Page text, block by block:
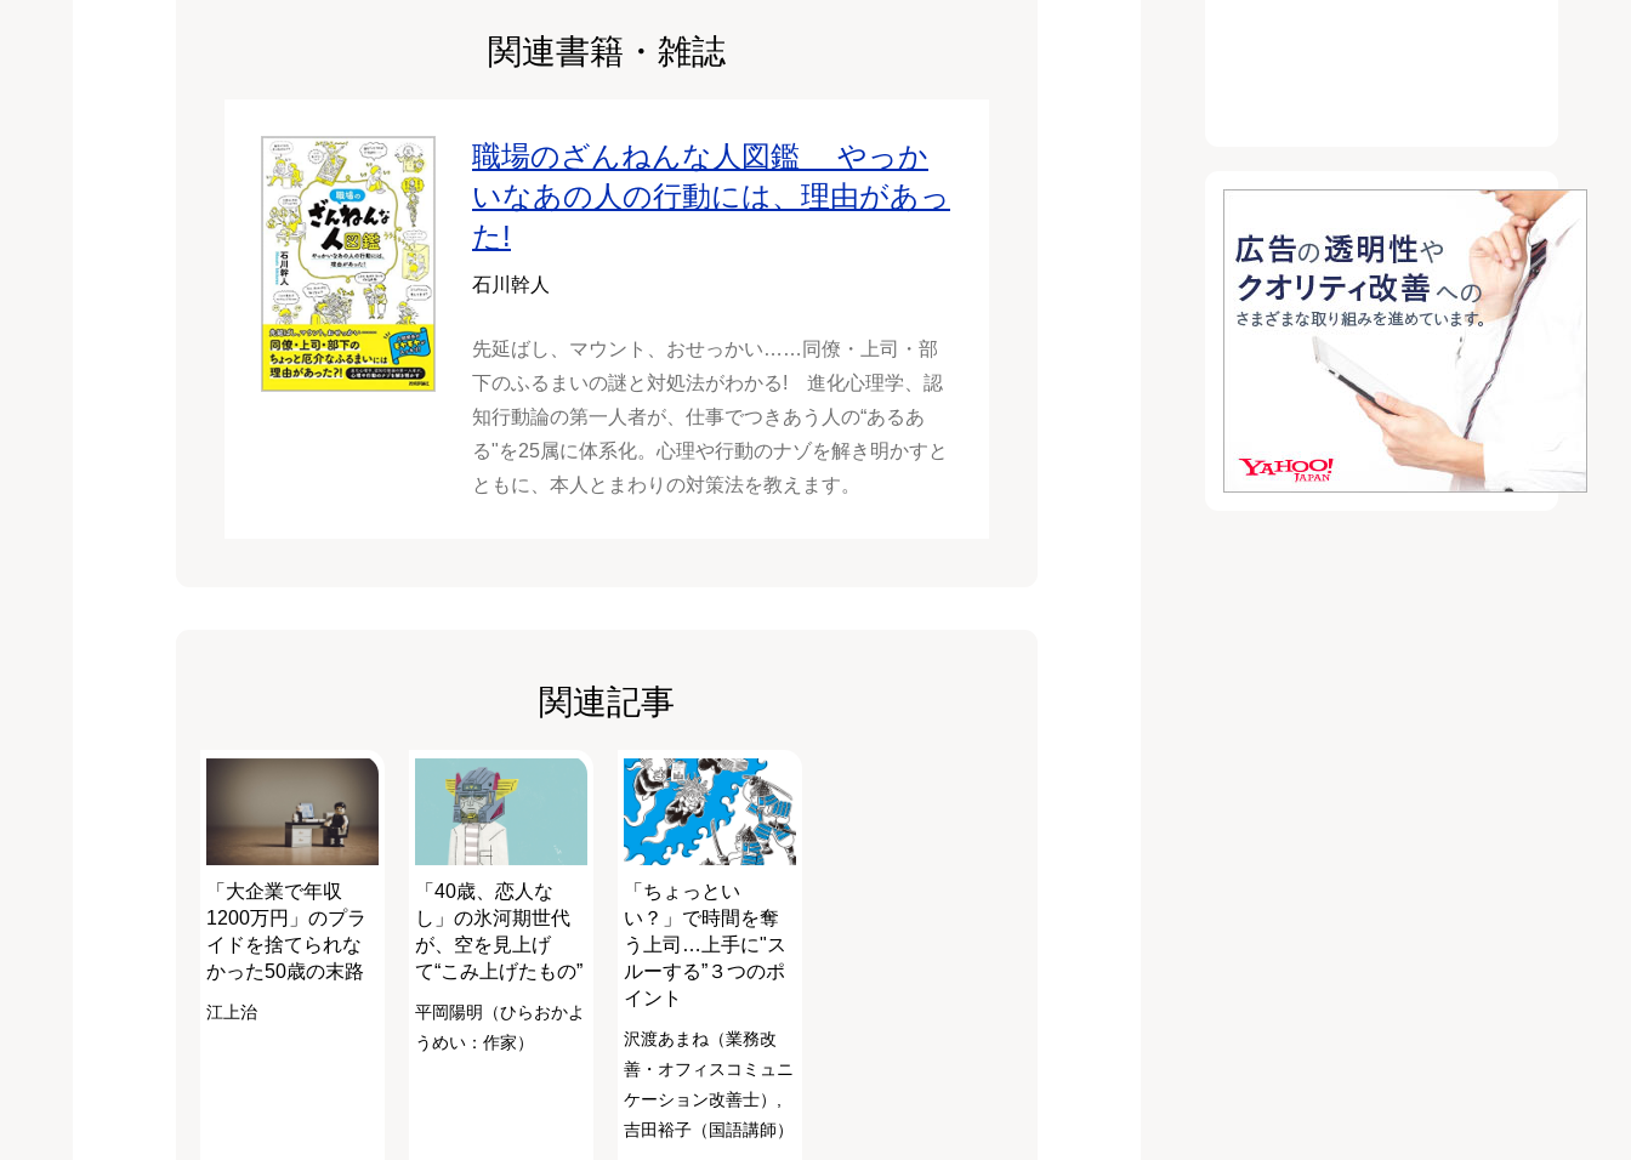
関連書籍・雑誌
職場のざんねんな人図鑑 やっか
いなあの人の行動には、理由があっ
た!
石川幹人
先延ばし、マウント、おせっかい……同僚・上司・部
下のふるまいの謎と対処法がわかる! 進化心理学、認
知行動論の第一人者が、仕事でつきあう人の“あるあ
る"を25属に体系化。心理や行動のナゾを解き明かすと
ともに、本人とまわりの対策法を教えます。
関連記事
「大企業で年収
1200万円」のプラ
イドを捨てられな
かった50歳の末路
江上治
「40歳、恋人な
し」の氷河期世代
が、空を見上げ
て“こみ上げたもの”
平岡陽明（ひらおかよ
うめい：作家）
「ちょっとい
い？」で時間を奪
う上司…上手に"ス
ルーする”３つのポ
イント
沢渡あまね（業務改
善・オフィスコミュニ
ケーション改善士）,
吉田裕子（国語講師）